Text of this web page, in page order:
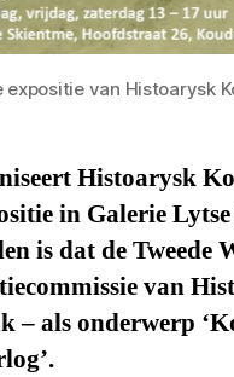
van Histoarysk
Histoarysk
in Galerie
is dat de Tweede
van
– als onderwerp